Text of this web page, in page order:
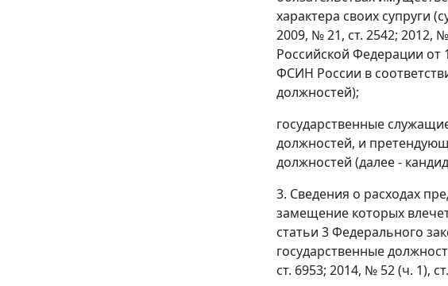
характера своих супруги
2009, № 21, ст. 2542; 2012,
Российской Федерации от
ФСИН России в
должностей);
государственные
должностей, и
должностей (далее -
3. Сведения о расходах
замещение которых
статьи 3 Федерального
государственные
ст. 6953; 2014, № 52 (ч. 1),